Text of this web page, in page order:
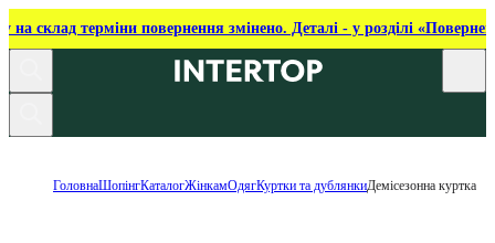
на склад терміни повернення змінено. Деталі - у розділі
ГоловнаШопінгКаталогЖінкамОдягКуртки та дублянкиДемісезонна куртка